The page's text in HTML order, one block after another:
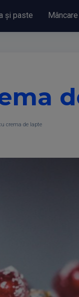
și paste
crema de lapte